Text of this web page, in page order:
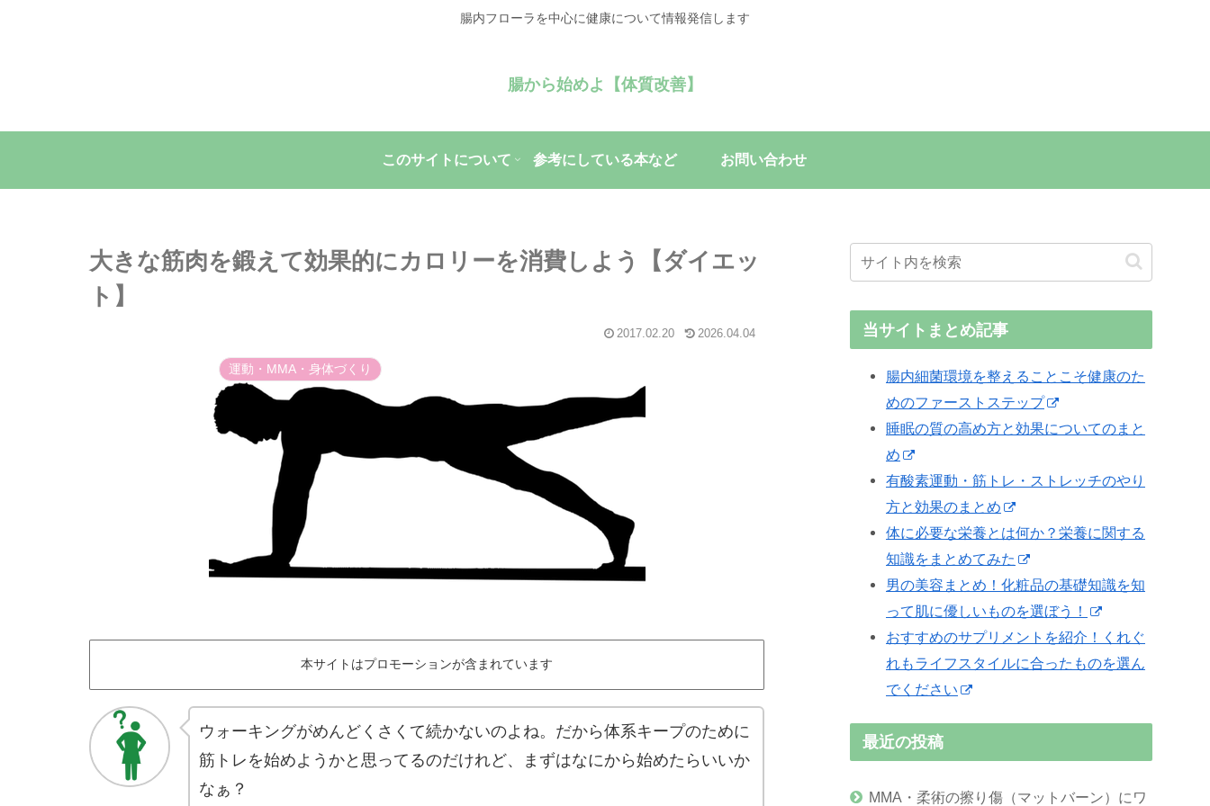
腸内フローラを中心に健康について情報発信します
腸から始めよ【体質改善】
このサイトについて 参考にしている本など お問い合わせ
大きな筋肉を鍛えて効果的にカロリーを消費しよう【ダイエッ
ト】
2017.02.20 2026.04.04
運動・MMA・身体づくり
本サイトはプロモーションが含まれています
ウォーキングがめんどくさくて続かないのよね。だから体系キープのために
筋トレを始めようかと思ってるのだけれど、まずはなにから始めたらいいか
なぁ？
当サイトまとめ記事
腸内細菌環境を整えることこそ健康のた
めのファーストステップ
睡眠の質の高め方と効果についてのまと
め
有酸素運動・筋トレ・ストレッチのやり
方と効果のまとめ
体に必要な栄養とは何か？栄養に関する
知識をまとめてみた
男の美容まとめ！化粧品の基礎知識を知
って肌に優しいものを選ぼう！
おすすめのサプリメントを紹介！くれぐ
れもライフスタイルに合ったものを選ん
でください
最近の投稿
MMA・柔術の擦り傷（マットバーン）にワ